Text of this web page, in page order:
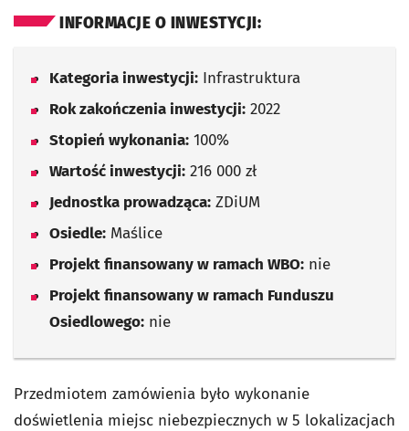
INFORMACJE O INWESTYCJI:
Kategoria inwestycji: Infrastruktura
Rok zakończenia inwestycji: 2022
Stopień wykonania: 100%
Wartość inwestycji: 216 000 zł
Jednostka prowadząca: ZDiUM
Osiedle: Maślice
Projekt finansowany w ramach WBO: nie
Projekt finansowany w ramach Funduszu
Osiedlowego: nie
Przedmiotem zamówienia było wykonanie
doświetlenia miejsc niebezpiecznych w 5 lokalizacjach